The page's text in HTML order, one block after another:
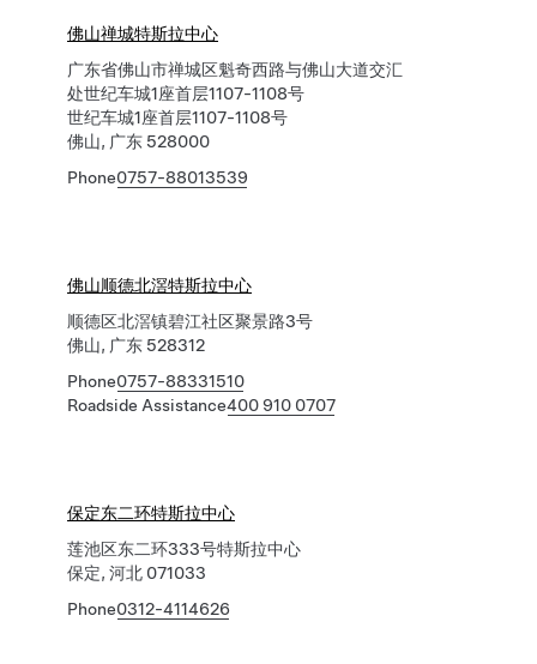
佛山禅城特斯拉中心
广东省佛山市禅城区魁奇西路与佛山大道交汇
处世纪车城1座首层1107-1108号
世纪车城1座首层1107-1108号
佛山, 广东 528000
Phone0757-88013539
佛山顺德北滘特斯拉中心
顺德区北滘镇碧江社区聚景路3号
佛山, 广东 528312
Phone0757-88331510
Roadside Assistance400 910 0707
保定东二环特斯拉中心
莲池区东二环333号特斯拉中心
保定, 河北 071033
Phone0312-4114626